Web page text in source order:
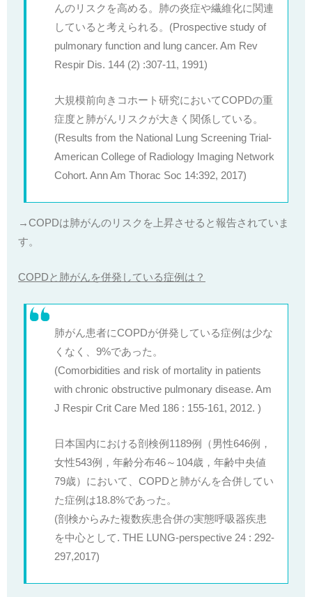
んのリスクを高める。肺の炎症や繊維化に関連
していると考えられる。(Prospective study of
pulmonary function and lung cancer. Am Rev
Respir Dis. 144 (2) :307-11, 1991)
大規模前向きコホート研究においてCOPDの重
症度と肺がんリスクが大きく関係している。
(Results from the National Lung Screening Trial-
American College of Radiology Imaging Network
Cohort. Ann Am Thorac Soc 14:392, 2017)
→COPDは肺がんのリスクを上昇させると報告されていま
す。
COPDと肺がんを併発している症例は？
肺がん患者にCOPDが併発している症例は少な
くなく、9%であった。
(Comorbidities and risk of mortality in patients
with chronic obstructive pulmonary disease. Am
J Respir Crit Care Med 186 : 155-161, 2012. )
日本国内における剖検例1189例（男性646例，
女性543例，年齢分布46～104歳，年齢中央値
79歳）において、COPDと肺がんを合併してい
た症例は18.8%であった。
(剖検からみた複数疾患合併の実態呼吸器疾患
を中心として. THE LUNG-perspective 24 : 292-
297,2017)